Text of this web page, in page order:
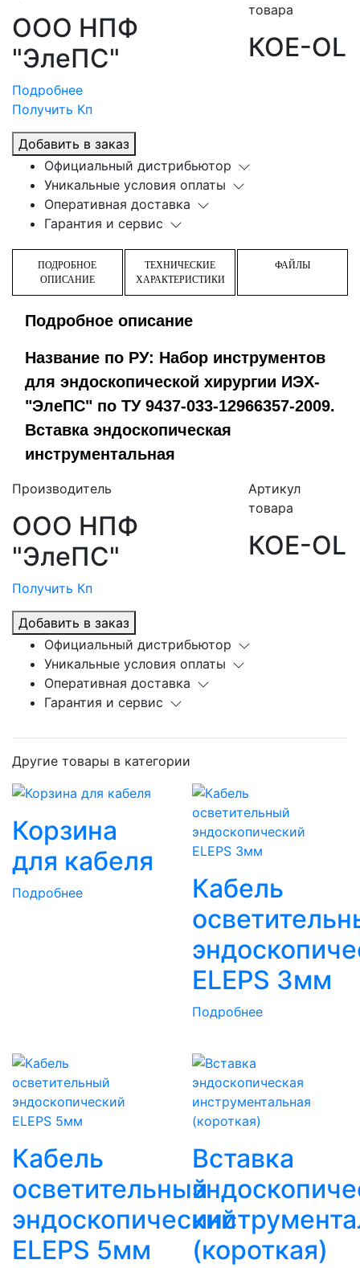
ООО НПФ
"ЭлеПС"
товара
КОЕ-OL
Подробнее
Получить Кп
Добавить в заказ
Официальный дистрибьютор
Уникальные условия оплаты
Оперативная доставка
Гарантия и сервис
ПОДРОБНОЕ
ОПИСАНИЕ
ТЕХНИЧЕСКИЕ
ХАРАКТЕРИСТИКИ
ФАЙЛЫ
Подробное описание
Название по РУ: Набор инструментов
для эндоскопической хирургии ИЭХ-
"ЭлеПС" по ТУ 9437-033-12966357-2009.
Вставка эндоскопическая
инструментальная
Производитель
ООО НПФ
"ЭлеПС"
Артикул
товара
КОЕ-OL
Получить Кп
Добавить в заказ
Официальный дистрибьютор
Уникальные условия оплаты
Оперативная доставка
Гарантия и сервис
Другие товары в категории
Корзина
для кабеля
Подробнее
Кабель
ELEPS 3мм
Подробнее
Кабель
осветительный
эндоскопический
ELEPS 5мм
Вставка
(короткая)